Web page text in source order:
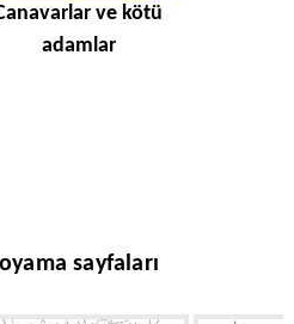
ve kötü
adamlar
sayfaları